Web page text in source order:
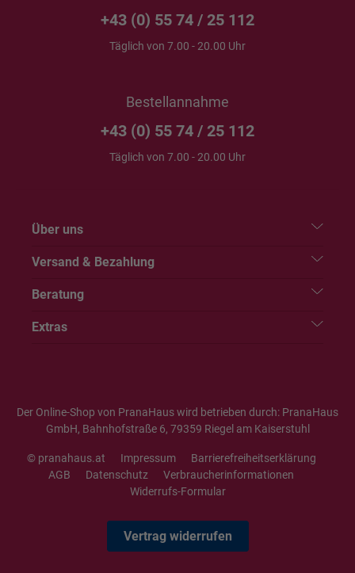
+43 (0) 55 74 / 25 112
Täglich von 7.00 - 20.00 Uhr
Bestellannahme
+43 (0) 55 74 / 25 112
Täglich von 7.00 - 20.00 Uhr
Über uns
Versand & Bezahlung
Beratung
Extras
Der Online-Shop von PranaHaus wird betrieben durch: PranaHaus
GmbH, Bahnhofstraße 6, 79359 Riegel am Kaiserstuhl
© pranahaus.at Impressum
Barrierefreiheitserklärung
AGB
Datenschutz
Verbraucherinformationen
Widerrufs-Formular
Vertrag widerrufen